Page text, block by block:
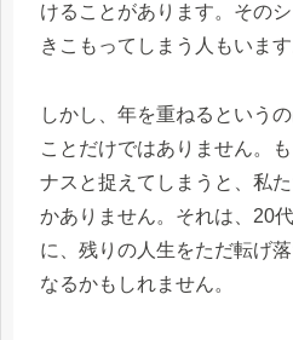
けることがあります。その
きこもってしまう人もいます
しかし、年を重ねるという
ことだけではありません。
ナスと捉えてしまうと、私
かありません。それは、20
に、残りの人生をただ転げ
なるかもしれません。